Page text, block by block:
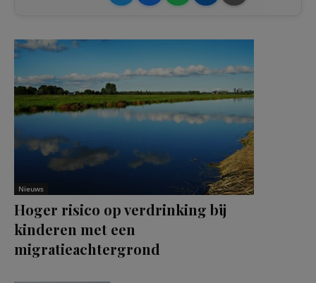
Nieuws
Hoger risico op verdrinking bij
kinderen met een
migratieachtergrond